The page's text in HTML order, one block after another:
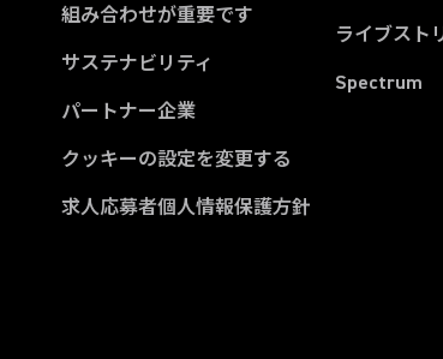
組み合わせが重要です
サステナビリティ
パートナー企業
クッキーの設定を変更する
求人応募者個人情報保護方針
ライブスト
Spectrum